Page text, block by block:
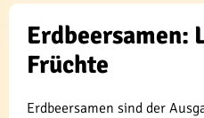
Erdbeersamen:
Früchte
Erdbeersamen sind der